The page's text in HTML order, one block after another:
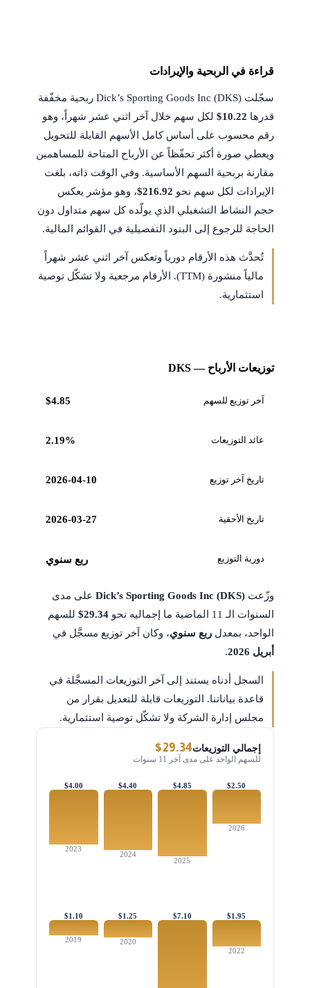
قراءة في الربحية والإيرادات
سجّلت Dick’s Sporting Goods Inc (DKS) ربحية مخفّفة
قدرها $10.22لكل سهم خلال آخر اثني عشر شهراً، وهو
رقم محسوب على أساس كامل الأسهم القابلة للتحويل
ويعطي صورة أكثر تحفّظاً عن الأرباح المتاحة للمساهمين
مقارنة بربحية السهم الأساسية. وفي الوقت ذاته، بلغت
الإيرادات لكل سهم نحو $216.92، وهو مؤشر يعكس
حجم النشاط التشغيلي الذي يولّده كل سهم متداول دون
الحاجة للرجوع إلى البنود التفصيلية في القوائم المالية.
تُحدَّث هذه الأرقام دورياً وتعكس آخر اثني عشر شهراً
مالياً منشورة (TTM). الأرقام مرجعية ولا تشكّل توصية
استثمارية.
توزيعات الأرباح — DKS
آخر توزيع للسهم $4.85
عائد التوزيعات 2.19%
تاريخ آخر توزيع 2026-04-10
تاريخ الأحقية 2026-03-27
دورية التوزيع ربع سنوي
وزّعت Dick’s Sporting Goods Inc (DKS)على مدى
السنوات الـ 11 الماضية ما إجماليه نحو
$29.34للسهم
الواحد، بمعدل ربع سنوي، وكان آخر توزيع مسجَّل في
أبريل 2026
.
السجل أدناه يستند إلى آخر التوزيعات المسجَّلة في
قاعدة بياناتنا. التوزيعات قابلة للتعديل بقرار من
مجلس إدارة الشركة ولا تشكّل توصية استثمارية.
إجمالي التوزيعات$29.34
للسهم الواحد على مدى آخر 11 سنوات
$2.50
2026
$4.85
2025
$4.40
2024
$4.00
2023
$1.95
2022
$7.10
$1.25
2020
$1.10
2019